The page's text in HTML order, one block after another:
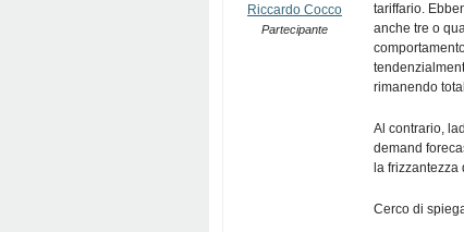
Riccardo Cocco
Partecipante
tariffario.
anche tre o
rimanendo
Al contrario,
demand
la
Cerco di